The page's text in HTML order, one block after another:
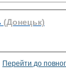
(Донецьк)
Перейти до